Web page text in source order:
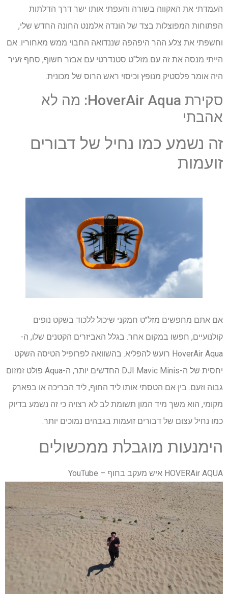
העמדתי את האקווה בשורה והעפתי אותו ישר דרך הדלתות
הפתוחות המפוצלות בצד של הונדה אלמנט החונה החדש שלי,
וחשפתי את צלע ההר היפהפה שננדואה החבוי ממש מאחוריו. אם
הייתי מנסה את זה עם מזל"ט סטנדרטי עם אבזר חשוף, סחף זעיר
היה אומר פלסטיק מנופץ וכיסוי ראש הרוס של מכונית.
סקירת HoverAir Aqua: מה לא
אהבתי
זה נשמע כמו נחיל של דבורים
זועמות
אם אתם מחפשים מזל"ט חמקני שיכול ללכוד בשקט נופים
קולנועיים, חפשו במקום אחר. בגלל האביזרים הקטנים שלו, ה-
HoverAir Aqua רועש להפליא. בהשוואה לפרופיל הטיסה השקט
יחסית של ה-DJI Mavic Minis החדשים יותר, ה-Aqua פולט זמזום
גבוה וזעם. בין אם הטסתי אותו ליד החוף, ליד הבריכה או בפארק
מקומי, הוא משך מיד המון תשומת לב לא רצויה כי זה נשמע בדיוק
כמו נחיל עצום של דבורים זועמות בגבהים נמוכים יותר.
הימנעות מוגבלת ממכשולים
HOVERAir AQUA איש מעקב בחוף – YouTube